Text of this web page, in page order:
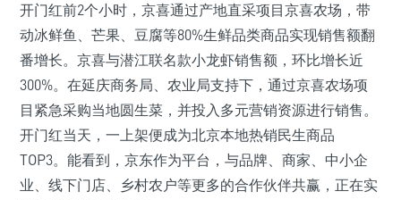
开门红前2个小时，京喜通过产地直采项目京喜农场，带
动冰鲜鱼、芒果、豆腐等80%生鲜品类商品实现销售额翻
番增长。京喜与潜江联名款小龙虾销售额，环比增长近
300%。在延庆商务局、农业局支持下，通过京喜农场项
目紧急采购当地圆生菜，并投入多元营销资源进行销售。
开门红当天，一上架便成为北京本地热销民生商品
TOP3。能看到，京东作为平台，与品牌、商家、中小企
业、线下门店、乡村农户等更多的合作伙伴共赢，正在实